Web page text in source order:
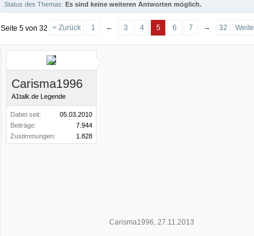
Status des Themas: Es sind keine weiteren Antworten möglich.
Seite 5 von 32 < Zurück 1 ← 3 4 5 6 7 → 32
Carisma1996
A1talk.de Legende
Dabei seit:
05.03.2010
Beiträge:
7.944
Zustimmungen:
1.828
Carisma1996, 27.11.2013